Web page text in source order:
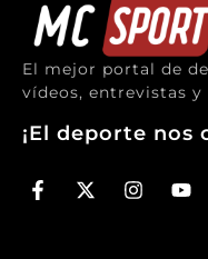
El mejor portal de
vídeos, entrevistas y
¡El deporte nos